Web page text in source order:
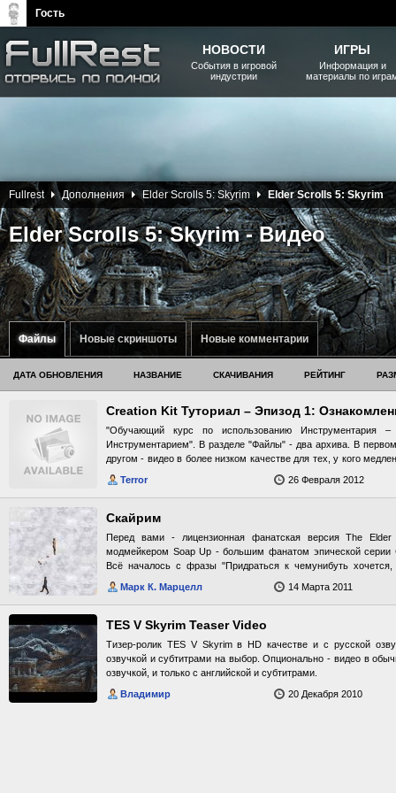
Файлы Новые скриншоты Новые комментарии
Elder Scrolls 5: Skyrim - Видео
Fullrest Дополнения Elder Scrolls 5: Skyrim Elder Scrolls 5: Skyrim
ДАТА ОБНОВЛЕНИЯ НАЗВАНИЕ СКАЧИВАНИЯ РЕЙТИНГ
Creation Kit Туториал – Эпизод 1:
"Обучающий курс по использованию Инструментария
Инструментарием". В разделе "Файлы" - два архива. В
другом - видео в более низком качестве для тех, у кого
сайта playground.ru
Terror 26 Февраля 2012
Скайрим
Перед вами - лицензионная фанатская версия The
модмейкером Sоap Up - большим фанатом эпической серии
Всё началось с фразы "Придраться к чемунибуть
уголок, сам при этом даже скайрима не сделал,"
части Свитков. Брошенной, как оказалось, словно окурок в
MAN TGX. Возмущению форумчан не было предела! Больше
сильно, что взял и сделал скайрима! Об игре В Скайриме
оружие и убегают, получив тяжёлые ранения, а герой
герою доступны три типа доспехов - лёгкие, тяжёлые и
в заснеженных северных землях - перед вами откроется
поощряющий исследование самых труднодоступных
Марк К. Марцелл 14 Марта 2011
TES V Skyrim Teaser Video
Тизер-ролик TES V Skyrim в HD качестве и с русской
озвучкой и субтитрами на выбор. Опционально - видео в
озвучкой, и только с английской и субтитрами.
Владимир
20 Декабря 2010
НОВОСТИ
События в игровой
индустрии
ИГРЫ
Информация и
материалы по
Гость